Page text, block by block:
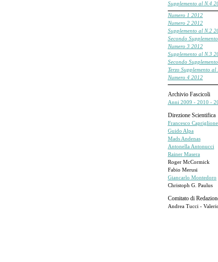
Supplemento al N.4
Numero 1 2012
Numero 2 2012
Supplemento al N.2
Secondo
Numero 3 2012
Supplemento al N.3
Secondo
Terzo Supplemento al
Numero 4 2012
Archivio Fascicoli
Anni 2009 - 2010 -
Direzione Scientifica
Francesco Capriglione
Guido Alpa
Mads Andenas
Antonella Antonucci
Rainer Masera
Roger McCormick
Fabio Merusi
Giancarlo Montedoro
Christoph G. Paulus
Comitato di
Andrea Tucci -